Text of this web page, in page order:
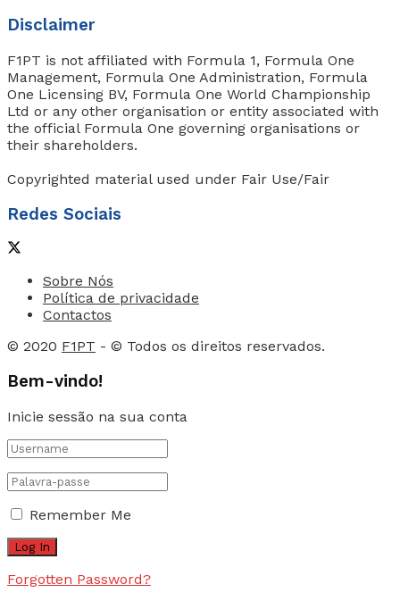
Disclaimer
F1PT is not affiliated with Formula 1, Formula One
Management, Formula One Administration, Formula
One Licensing BV, Formula One World Championship
Ltd or any other organisation or entity associated with
the official Formula One governing organisations or
their shareholders.
Copyrighted material used under Fair Use/Fair
Redes Sociais
Sobre Nós
Política de privacidade
Contactos
© 2020 F1PT - © Todos os direitos reservados.
Bem-vindo!
Inicie sessão na sua conta
Remember Me
Forgotten Password?